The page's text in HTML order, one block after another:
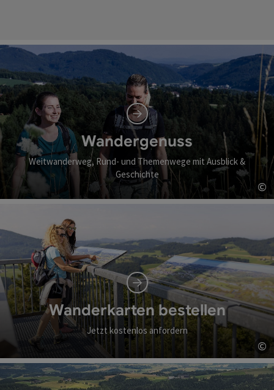
Wandergenuss
Weitwanderweg, Rund- und Themenwege mit Ausblick &
Geschichte
©
Wanderkarten bestellen
Jetzt kostenlos anfordern
©